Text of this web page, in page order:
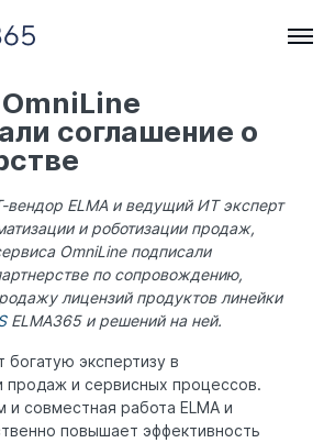
соглашение о
вендор ELMA и ведущий ИТ эксперт
и роботизации продаж,
OmniLine подписали
по сопровождению,
лицензий продуктов линейки
ELMA365 и решений на ней.
богатую экспертизу в
продаж и сервисных процессов.
совместная работа ELMA и
повышает эффективность